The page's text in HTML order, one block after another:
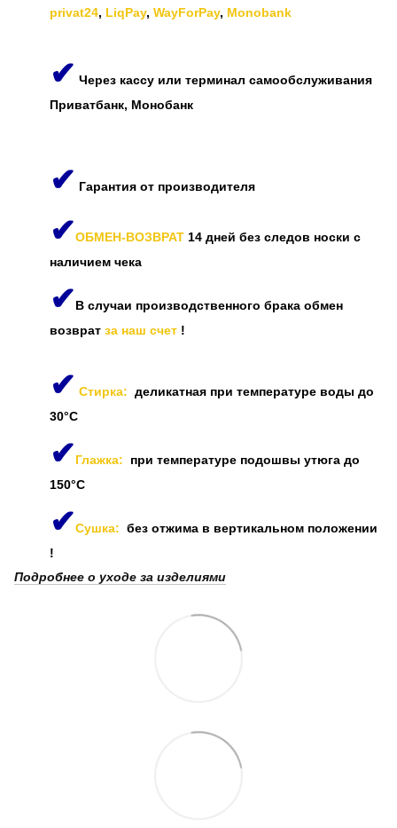
privat24, LiqPay, WayForPay, Monobank
✔ Через кассу или терминал самообслуживания
Приватбанк, Монобанк
✔ Гарантия от производителя
✔ОБМЕН-ВОЗВРАТ 14 дней без следов носки с
наличием чека
✔В случаи производственного брака обмен
возврат за наш счет !
✔ Стирка: деликатная при температуре воды до
30°C
✔Глажка: при температуре подошвы утюга до
150°C
✔Сушка: без отжима в вертикальном положении
!
Подробнее о уходе за изделиями